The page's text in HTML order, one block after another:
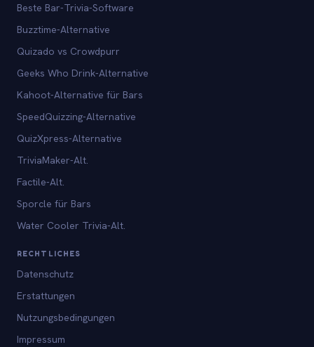
Beste Bar-Trivia-Software
Buzztime-Alternative
Quizado vs Crowdpurr
Geeks Who Drink-Alternative
Kahoot-Alternative für Bars
SpeedQuizzing-Alternative
QuizXpress-Alternative
TriviaMaker-Alt.
Factile-Alt.
Sporcle für Bars
Water Cooler Trivia-Alt.
RECHTLICHES
Datenschutz
Erstattungen
Nutzungsbedingungen
Impressum